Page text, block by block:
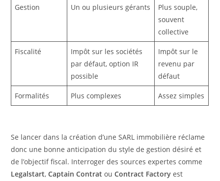
Gestion Un ou plusieurs gérants
Plus souple,
souvent
collective
Fiscalité
Impôt sur les sociétés
par défaut, option IR
possible
Impôt sur le
revenu par
défaut
Formalités Plus complexes Assez simples
Se lancer dans la création d’une SARL immobilière réclame
donc une bonne anticipation du style de gestion désiré et
de l’objectif fiscal. Interroger des sources expertes comme
Legalstart,Captain Contrat ouContract Factory est